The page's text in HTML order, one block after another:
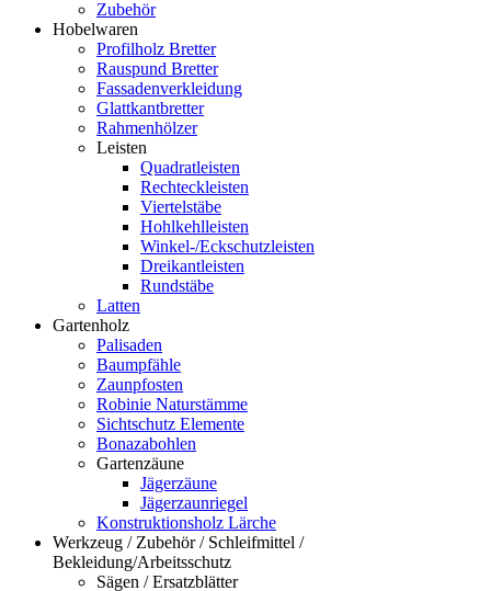
Zubehör
Hobelwaren
Profilholz Bretter
Rauspund Bretter
Fassadenverkleidung
Glattkantbretter
Rahmenhölzer
Leisten
Quadratleisten
Rechteckleisten
Viertelstäbe
Hohlkehlleisten
Winkel-/Eckschutzleisten
Dreikantleisten
Rundstäbe
Latten
Gartenholz
Palisaden
Baumpfähle
Zaunpfosten
Robinie Naturstämme
Sichtschutz Elemente
Bonazabohlen
Gartenzäune
Jägerzäune
Jägerzaunriegel
Konstruktionsholz Lärche
Werkzeug / Zubehör / Schleifmittel /
Bekleidung/Arbeitsschutz
Sägen / Ersatzblätter